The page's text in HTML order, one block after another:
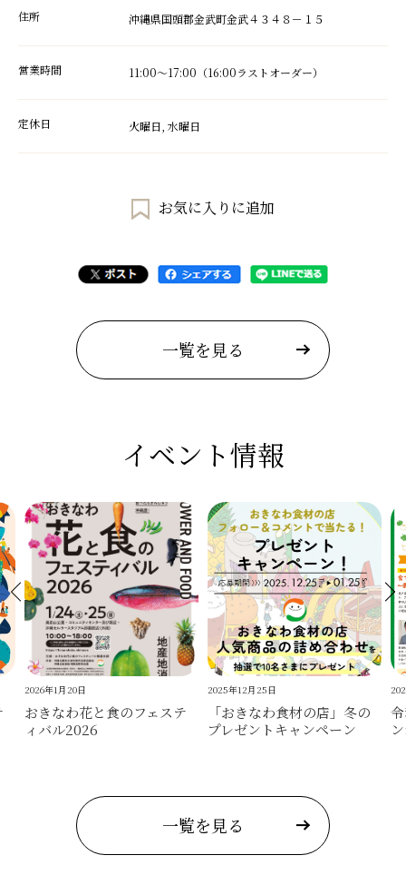
住所 沖縄県国頭郡金武町金武４３４８－１５
営業時間 11:00～17:00（16:00ラストオーダー）
定休日 火曜日, 水曜日
お気に入りに追加
一覧を見る
イベント情報
2026年1月20日
おきなわ花と食のフェステ
ィバル2026
2025年12月25日
「おきなわ食材の店」冬の
プレゼントキャンペーン
一覧を見る